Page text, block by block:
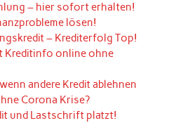
– hier sofort erhalten!
lösen!
– Krediterfolg Top!
Kreditinfo online ohne
andere Kredit ablehnen
Corona Krise?
und Lastschrift platzt!